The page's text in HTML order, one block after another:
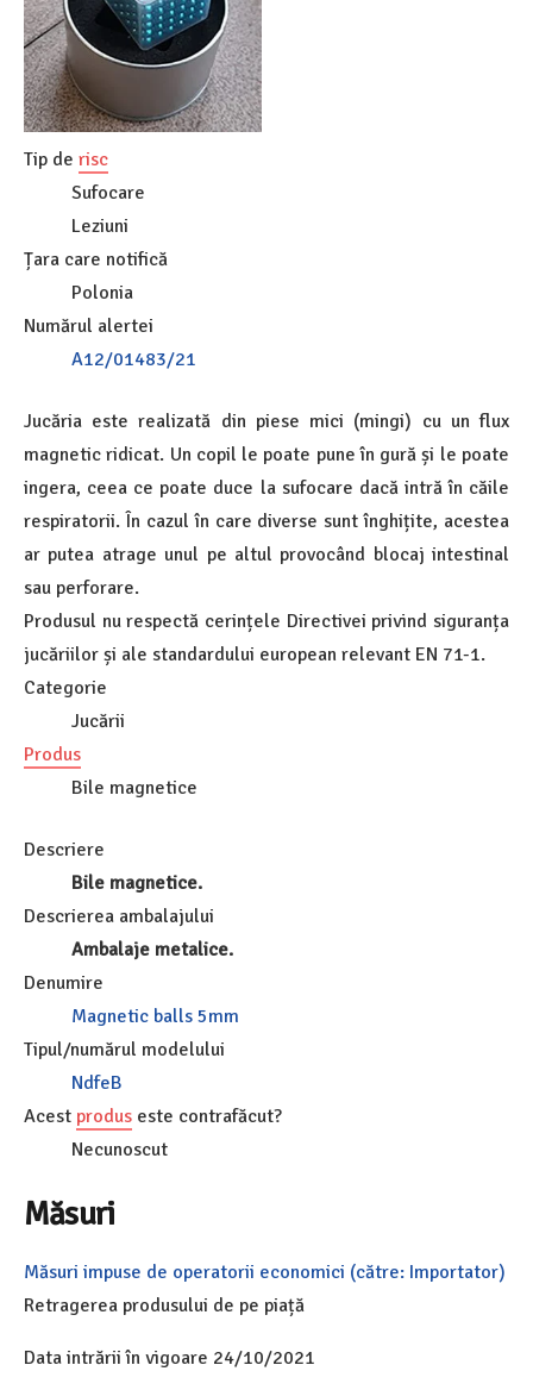
Tip de risc
Sufocare
Leziuni
Țara care notifică
Polonia
Numărul alertei
A12/01483/21
Jucăria este realizată din piese mici (mingi) cu un flux
magnetic ridicat. Un copil le poate pune în gură și le poate
ingera, ceea ce poate duce la sufocare dacă intră în căile
respiratorii. În cazul în care diverse sunt înghițite, acestea
ar putea atrage unul pe altul provocând blocaj intestinal
sau perforare.
Produsul nu respectă cerințele Directivei privind siguranța
jucăriilor și ale standardului european relevant EN 71-1.
Categorie
Jucării
Produs
Bile magnetice
Descriere
Bile magnetice.
Descrierea ambalajului
Ambalaje metalice.
Denumire
Magnetic balls 5mm
Tipul/numărul modelului
NdfeB
Acest produs este contrafăcut?
Necunoscut
Măsuri
Măsuri impuse de operatorii economici (către: Importator)
Retragerea produsului de pe piață
Data intrării în vigoare 24/10/2021